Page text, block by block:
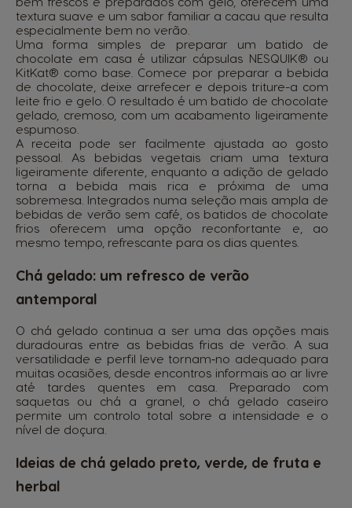
textura suave e um sabor familiar a cacau que resulta
especialmente bem no verão.
Uma forma simples de preparar um batido de
chocolate em casa é utilizar cápsulas NESQUIK® ou
KitKat® como base. Comece por preparar a bebida
de chocolate, deixe arrefecer e depois triture-a com
leite frio e gelo. O resultado é um batido de chocolate
gelado, cremoso, com um acabamento ligeiramente
espumoso.
A receita pode ser facilmente ajustada ao gosto
pessoal. As bebidas vegetais criam uma textura
ligeiramente diferente, enquanto a adição de gelado
torna a bebida mais rica e próxima de uma
sobremesa. Integrados numa seleção mais ampla de
bebidas de verão sem café, os batidos de chocolate
frios oferecem uma opção reconfortante e, ao
mesmo tempo, refrescante para os dias quentes.
Chá gelado: um refresco de verão
antemporal
O chá gelado continua a ser uma das opções mais
duradouras entre as bebidas frias de verão. A sua
versatilidade e perfil leve tornam‑no adequado para
muitas ocasiões, desde encontros informais ao ar livre
até tardes quentes em casa. Preparado com
saquetas ou chá a granel, o chá gelado caseiro
permite um controlo total sobre a intensidade e o
nível de doçura.
Ideias de chá gelado preto, verde, de fruta e
herbal